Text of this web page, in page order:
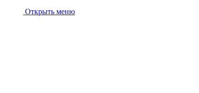
Открыть меню